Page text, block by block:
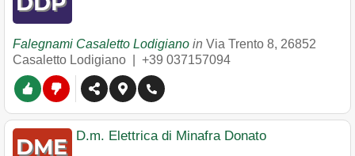
Falegnami Casaletto Lodigiano in Via Trento 8, 26852
Casaletto Lodigiano
+39 037157094
D.m. Elettrica di Minafra Donato